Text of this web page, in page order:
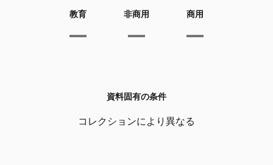
教育 非商用 商用
資料固有の条件
コレクションにより異なる